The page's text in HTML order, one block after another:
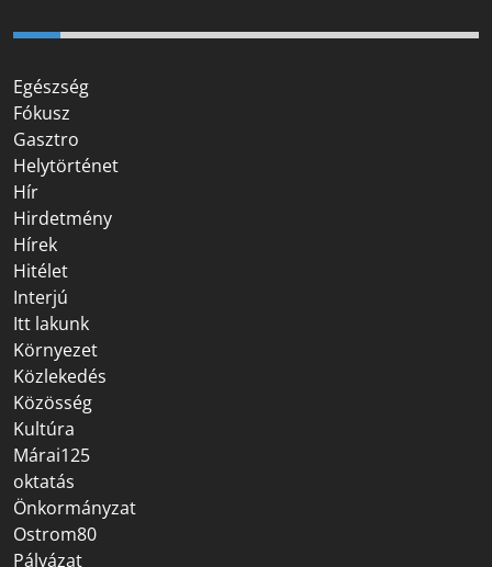
Egészség
Fókusz
Gasztro
Helytörténet
Hír
Hirdetmény
Hírek
Hitélet
Interjú
Itt lakunk
Környezet
Közlekedés
Közösség
Kultúra
Márai125
oktatás
Önkormányzat
Ostrom80
Pályázat